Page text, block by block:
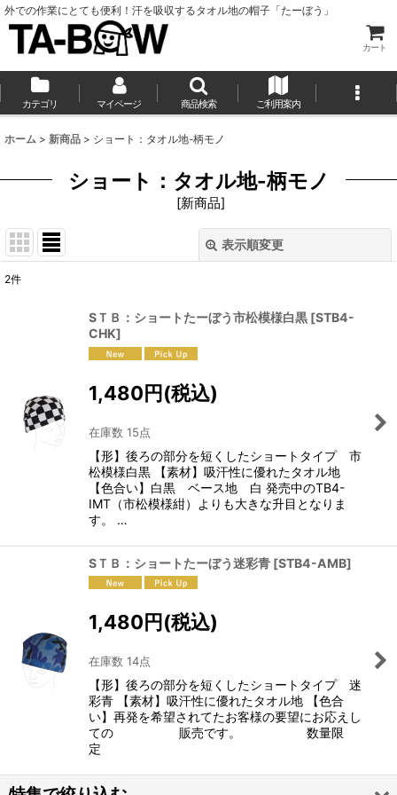
外での作業にとても便利！汗を吸収するタオル地の帽子「たーぼう」
カート
カテゴリ マイページ 商品検索 ご利用案内
ホーム > 新商品 > ショート：タオル地-柄モノ
ショート：タオル地-柄モノ
[新商品]
表示順変更
絞り込む
2件
SＴＢ：ショートたーぼう市松模様白黒 [STB4-
CHK]
1,480円(税込)
在庫数 15点
【形】後ろの部分を短くしたショートタイプ 市
松模様白黒 【素材】吸汗性に優れたタオル地
【色合い】白黒 ベース地 白 発売中のTB4-
IMT（市松模様紺）よりも大きな升目となりま
す。 …
SＴＢ：ショートたーぼう迷彩青 [STB4-AMB]
1,480円 (税込)
在庫数 14点
【形】後ろの部分を短くしたショートタイプ 迷
彩青 【素材】吸汗性に優れたタオル地 【色合
い】再発を希望されてたお客様の要望にお応えし
ての 販売です。 数量限
定